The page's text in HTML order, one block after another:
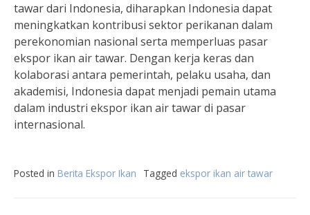
tawar dari Indonesia, diharapkan Indonesia dapat
meningkatkan kontribusi sektor perikanan dalam
perekonomian nasional serta memperluas pasar
ekspor ikan air tawar. Dengan kerja keras dan
kolaborasi antara pemerintah, pelaku usaha, dan
akademisi, Indonesia dapat menjadi pemain utama
dalam industri ekspor ikan air tawar di pasar
internasional.
Posted in Berita Ekspor Ikan Tagged ekspor ikan air tawar